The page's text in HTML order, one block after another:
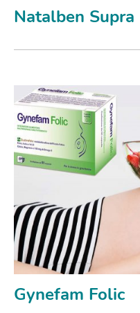
Natalben Supra
Gynefam Folic